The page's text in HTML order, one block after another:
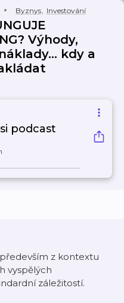
Byznys, Investování
Výhody,
kdy a
podcast
z kontextu
vyspělých
záležitostí.